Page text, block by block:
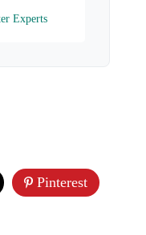
Experts
Pinterest